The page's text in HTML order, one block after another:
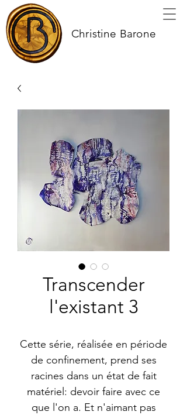
Christine Barone
Transcender
l'existant 3
Cette série, réalisée en période
de confinement, prend ses
racines dans un état de fait
matériel: devoir faire avec ce
que l'on a. Et n'aimant pas